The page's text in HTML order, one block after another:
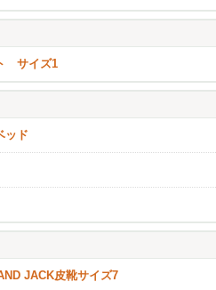
サイズ1
ッド
JACK皮靴サイズ7